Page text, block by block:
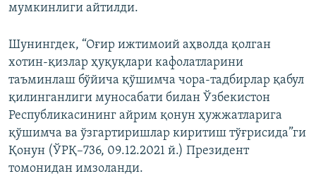
мумкинлиги айтилди.
Шунингдек, “Оғир ижтимоий аҳволда қолган
хотин-қизлар ҳуқуқлари кафолатларини
таъминлаш бўйича қўшимча чора-тадбирлар қабул
қилинганлиги муносабати билан Ўзбекистон
Республикасининг айрим қонун ҳужжатларига
қўшимча ва ўзгартиришлар киритиш тўғрисида”ги
Қонун (ЎРҚ–736, 09.12.2021 й.) Президент
томонидан имзоланди.